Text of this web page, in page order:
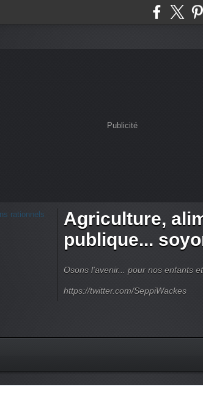
Publicité
Agriculture,
publique...
Osons l'avenir... pour nos enfants
https://twitter.com/SeppiWackes